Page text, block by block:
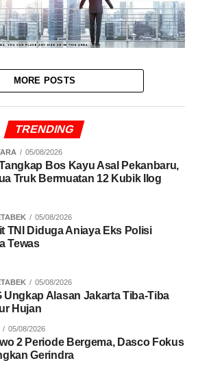
MORE POSTS
TRENDING
05/08/2026
Bos Kayu Asal Pekanbaru,
Truk Bermuatan 12 Kubik Ilog
05/08/2026
TNI Diduga Aniaya Eks Polisi
Tewas
05/08/2026
Ungkap Alasan Jakarta Tiba-Tiba
Hujan
05/08/2026
2 Periode Bergema, Dasco Fokus
Gerindra